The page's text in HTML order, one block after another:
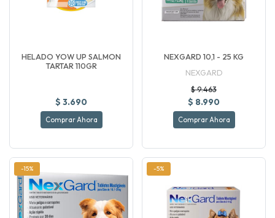
HELADO YOW UP SALMON
TARTAR 110GR
$ 3.690
Comprar Ahora
NEXGARD 10,1 - 25 KG
NEXGARD
$ 9.463
$ 8.990
Comprar Ahora
-15% -5%